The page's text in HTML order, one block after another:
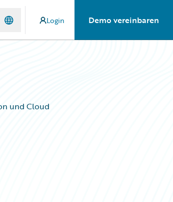
Login Demo vereinbaren
und Cloud